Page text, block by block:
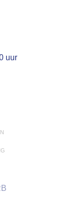
uur